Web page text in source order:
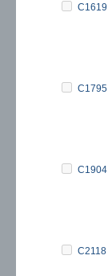
C1619
C1795
C1904
C2118